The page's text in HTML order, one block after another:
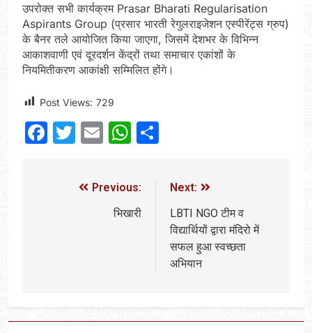
उपरोक्त सभी कार्यक्रम Prasar Bharati Regularisation
Aspirants Group (प्रसार भारती रेगुलराइजेशन एस्पीरेंट्स ग्रुप)
के बैनर तले आयोजित किया जाएगा, जिसमें देशभर के विभिन्न
आकाशवाणी एवं दूरदर्शन केंद्रों तथा समाचार एकांशों के
नियमितीकरण आकांक्षी सम्मिलित होंगे।
Post Views: 729
Facebook
Twitter
EmailWhatsApp
Previous:
भिखारी
Next:
LBTI NGO टीम व
विद्यार्थियों द्वारा मंदिरो में
सफल हुआ स्वच्छता
अभियान